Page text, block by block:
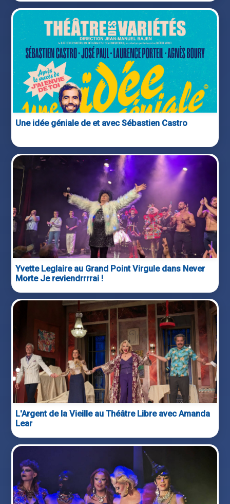
Une idée géniale de et avec Sébastien Castro
Yvette Leglaire au Grand Point Virgule dans Never
Morte Je reviendrrrrai !
L'Argent de la Vieille au Théâtre Libre avec Amanda
Lear